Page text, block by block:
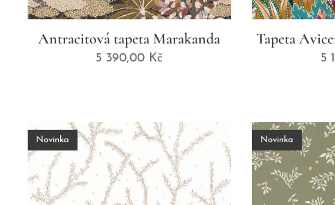
Antracitová tapeta Marakanda
5 390,00 Kč
Tapeta
5
Novinka Novinka